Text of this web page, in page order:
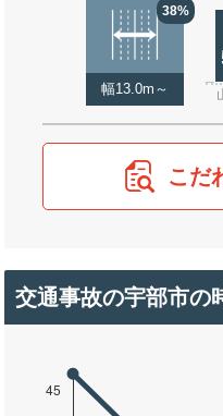
38%
幅13.0m～
こだ
交通事故の宇部市の